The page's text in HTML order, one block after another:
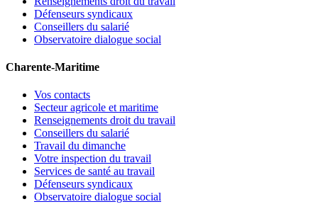
Défenseurs syndicaux
Conseillers du salarié
Observatoire dialogue social
Charente-Maritime
Vos contacts
Secteur agricole et maritime
Renseignements droit du travail
Conseillers du salarié
Travail du dimanche
Votre inspection du travail
Services de santé au travail
Défenseurs syndicaux
Observatoire dialogue social